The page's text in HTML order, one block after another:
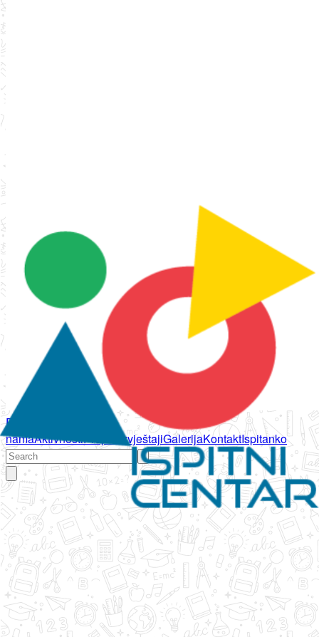
Početna
namaAktivnostiPropisi IzvještajiGalerijaKontaktIspitanko